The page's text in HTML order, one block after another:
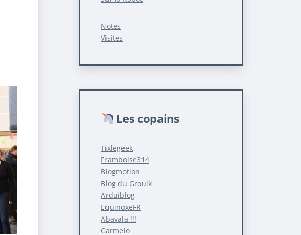
Notes
Visites
Les copains
Tixlegeek
Framboise314
Blogmotion
Blog du Grouik
Arduiblog
EquinoxeFR
Abavala !!!
Carmelo